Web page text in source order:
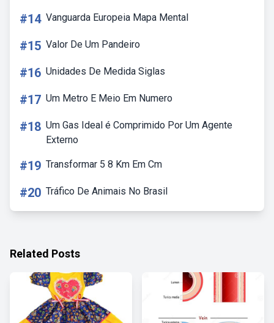
#14 Vanguarda Europeia Mapa Mental
#15 Valor De Um Pandeiro
#16 Unidades De Medida Siglas
#17 Um Metro E Meio Em Numero
#18 Um Gas Ideal é Comprimido Por Um Agente
Externo
#19 Transformar 5 8 Km Em Cm
#20 Tráfico De Animais No Brasil
Related Posts